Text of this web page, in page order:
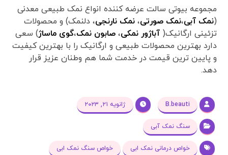
مجموعه بیوتی سالت عرضه کننده انواع نمک طبیعی معدنی
(نمک آبی،نمک صورتی،نمک نارنجی، دلنمک) و محصولات
تزئینی ارگانیک( آباژور نمکی،صابون نمک،گوی ماساژ) سعی
دارد بهترین محصولات طبیعی و ارگانیک را با بهترین کیفیت
و پایین ترین قیمت در خدمت شما هم وطنان عزیز قرار
دهد.
B.beauti ژانویه ۲۱, ۲۰۲۳
سنگ نمک آبی
خواص درمانی نمک ابی خواص سنگ نمک ابی